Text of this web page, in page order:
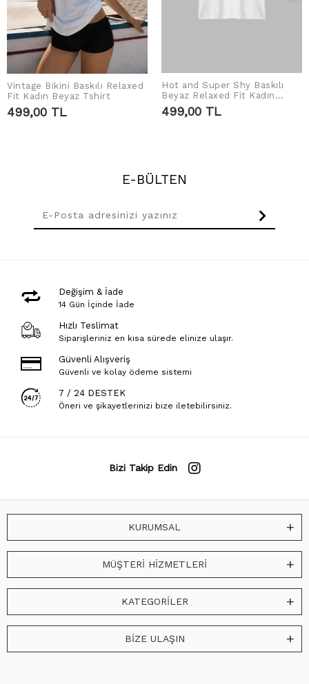
SEPETE EKLE
Vintage Bikini Baskılı Relaxed
Fit Kadın Beyaz Tshirt
499,00 TL
SEPETE EKLE
Hot and Super Shy Baskılı
Beyaz Relaxed Fit Kadın
Tshirt
499,00 TL
E-BÜLTEN
Değişim & İade
14 Gün İçinde İade
Hızlı Teslimat
Siparişleriniz en kısa sürede elinize ulaşır.
Güvenli Alışveriş
Güvenli ve kolay ödeme sistemi
7 / 24 DESTEK
Öneri ve şikayetlerinizi bize iletebilirsiniz.
Bizi Takip Edin
KURUMSAL
MÜŞTERİ HİZMETLERİ
KATEGORİLER
BİZE ULAŞIN